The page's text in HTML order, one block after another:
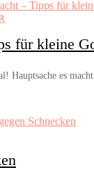
für kleine
Hauptsache es